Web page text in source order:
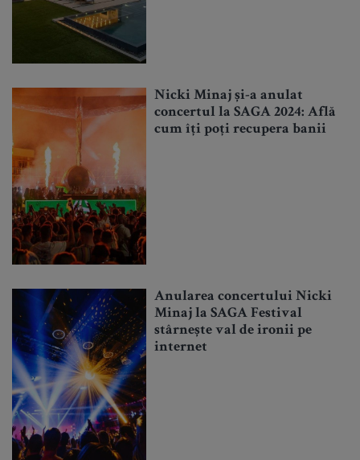
Nicki Minaj și-a anulat
concertul la SAGA 2024: Află
cum îți poți recupera banii
Anularea concertului Nicki
Minaj la SAGA Festival
stârnește val de ironii pe
internet